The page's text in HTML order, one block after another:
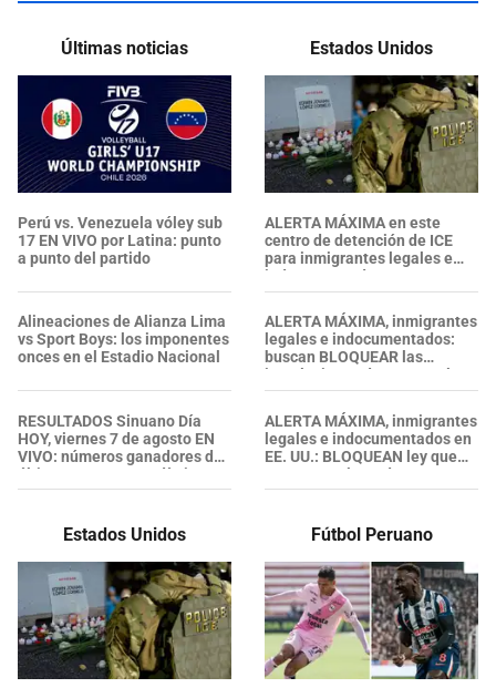
Últimas noticias
Perú vs. Venezuela vóley sub
17 EN VIVO por Latina: punto
a punto del partido
Alineaciones de Alianza Lima
vs Sport Boys: los imponentes
onces en el Estadio Nacional
RESULTADOS Sinuano Día
HOY, viernes 7 de agosto EN
VIVO: números ganadores del
último sorteo y estadísticas
Estados Unidos
ALERTA MÁXIMA en este
centro de detención de ICE
para inmigrantes legales e
indocumentados en EE. UU.:
SALVADOREÑO falleció tras
sufrir una "emergencia
médica"
ALERTA MÁXIMA, inmigrantes
legales e indocumentados:
buscan BLOQUEAR las
instalaciones de ICE; revelan
PLAN de acción de legislador
ALERTA MÁXIMA, inmigrantes
legales e indocumentados en
EE. UU.: BLOQUEAN ley que
RECHAZA el uso de
mascarillas a agentes del ICE
Estados Unidos Fútbol Peruano